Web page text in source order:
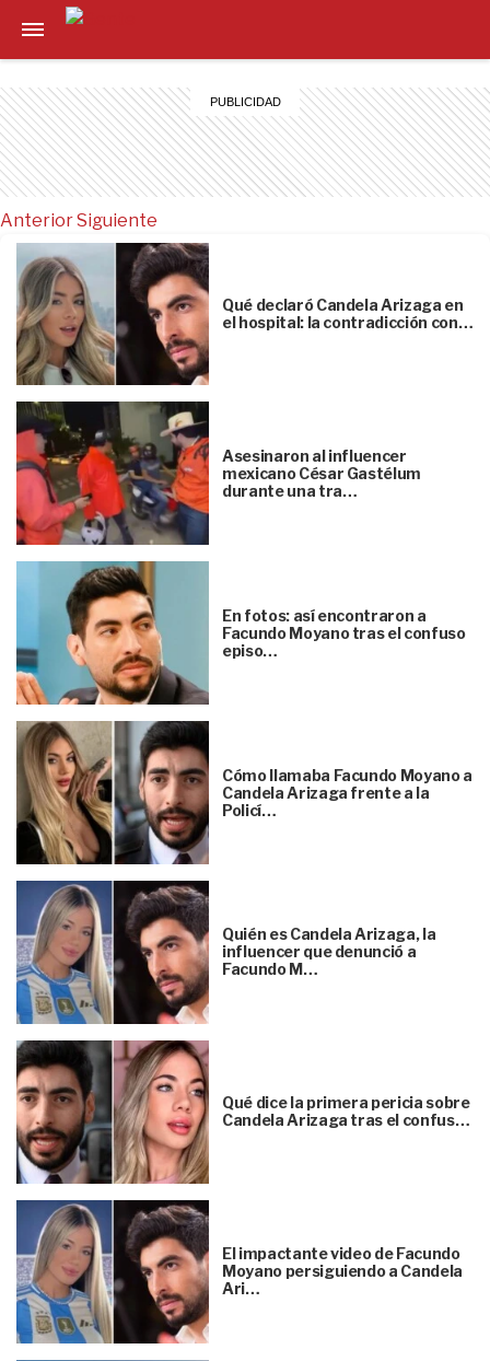
Anterior
Qué declaró Candela Arizaga en
el hospital: la contradicción con…
Asesinaron al influencer
mexicano César Gastélum
durante una tra…
En fotos: así encontraron a
Facundo Moyano tras el confuso
episo…
Cómo llamaba Facundo Moyano a
Candela Arizaga frente a la
Policí…
Quién es Candela Arizaga, la
influencer que denunció a
Facundo M…
Qué dice la primera pericia sobre
Candela Arizaga tras el confus…
El impactante video de Facundo
Moyano persiguiendo a Candela
Ari…
Siguiente